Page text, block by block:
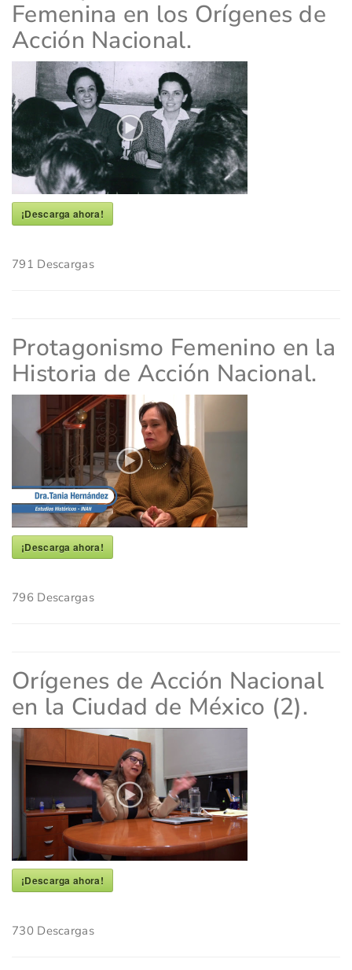
Femenina en los Orígenes de
Acción Nacional.
¡Descarga ahora!
791 Descargas
Protagonismo Femenino en la
Historia de Acción Nacional.
¡Descarga ahora!
796Descargas
Orígenes de Acción Nacional
en la Ciudad de México (2).
¡Descarga ahora!
730Descargas